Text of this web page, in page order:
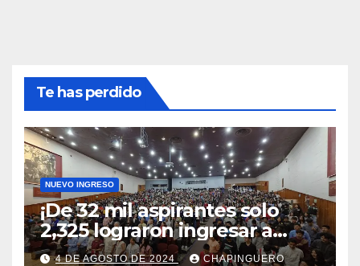
Te has perdido
NUEVO INGRESO
¡De 32 mil aspirantes solo
2,325 lograron ingresar a
Chapingo!
4 DE AGOSTO DE 2024 CHAPINGUERO